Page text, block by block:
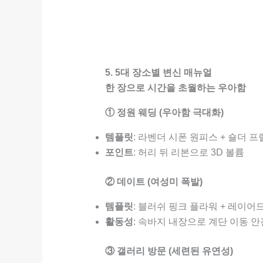
5. 5대 장소별 변신 매뉴얼
한 장으로 시간을 초월하는 우아함
① 정원 웨딩 (우아함 극대화)
템플릿: 라벤더 시폰 원피스 + 숄더 프
포인트: 허리 뒤 리본으로 3D 볼륨
② 데이트 (여성미 폭발)
템플릿: 블러쉬 핑크 플라워 + 레이어
활동성: 속바지 내장으로 계단 이동 안
③ 갤러리 방문 (세련된 유연성)